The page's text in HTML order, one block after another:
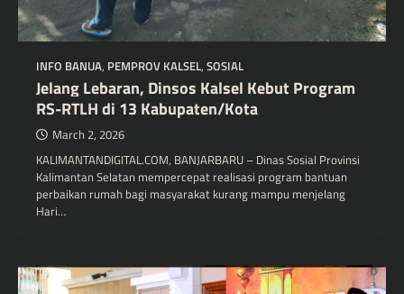
INFO BANUA, PEMPROV KALSEL, SOSIAL
Jelang Lebaran, Dinsos Kalsel Kebut Program
RS-RTLH di 13 Kabupaten/Kota
March 2, 2026
KALIMANTANDIGITAL.COM, BANJARBARU – Dinas Sosial Provinsi
Kalimantan Selatan mempercepat realisasi program bantuan
perbaikan rumah bagi masyarakat kurang mampu menjelang
Hari…